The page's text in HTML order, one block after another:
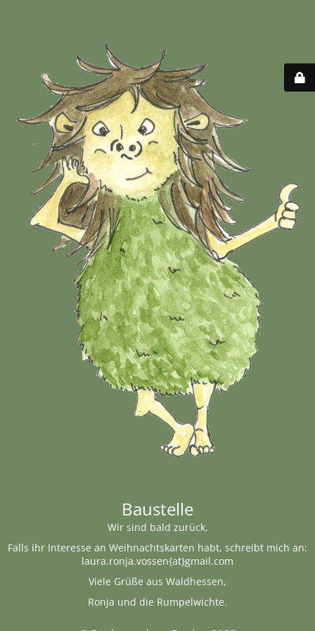
Baustelle
Wir sind bald zurück.
Falls ihr Interesse an Weihnachtskarten habt, schreibt mich an:
laura.ronja.vossen{at}gmail.com
Viele Grüße aus Waldhessen,
Ronja und die Rumpelwichte.